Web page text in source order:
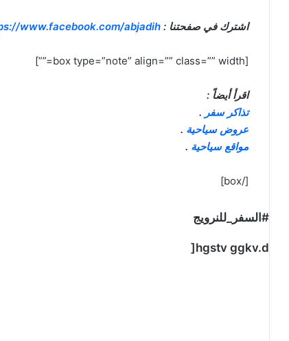
اشترك في صفحتنا :
www.facebook.com/abjadih
[box type=”note” align=”” class=”” width=””]
اقرأ أيضاً :
تذاكر سفر .
عروض سياحية .
مواقع سياحية .
[/box]
#السفر_للنرويج
hgstv ggkv.d[